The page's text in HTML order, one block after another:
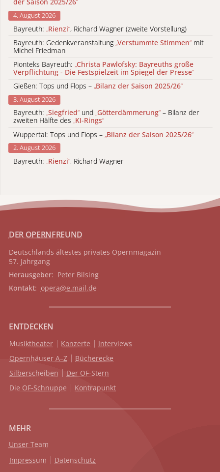
der Saison 2025/26“
4. August 2026
Bayreuth: „Rienzi“, Richard Wagner (zweite Vorstellung)
Bayreuth: Gedenkveranstaltung „Verstummte Stimmen“ mit
Michel Friedman
Pionteks Bayreuth: „Christa Pawlofsky: Bayreuths große
Verpflichtung - Die Festspielzeit im Spiegel der Presse“
Gießen: Tops und Flops – „Bilanz der Saison 2025/26“
3. August 2026
Bayreuth: „Siegfried“ und „Götterdämmerung“ – Bilanz der
zweiten Hälfte des „KI-Rings“
Wuppertal: Tops und Flops – „Bilanz der Saison 2025/26“
2. August 2026
Bayreuth: „Rienzi“, Richard Wagner
DER OPERNFREUND
Deutschlands ältestes privates Opernmagazin
57. Jahrgang
Herausgeber: Peter Bilsing
Kontakt: opera@e.mail.de
ENTDECKEN
Musiktheater Konzerte
Interviews
Opernhäuser A–Z
Bücherecke
Silberscheiben
Der OF-Stern
Die OF-Schnuppe
Kontrapunkt
MEHR
Unser Team
Impressum
Datenschutz